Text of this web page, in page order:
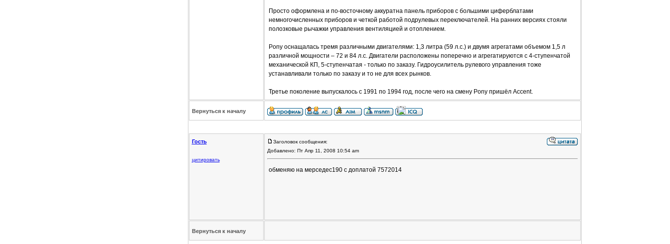
Просто оформлена и по-восточному аккуратна панель приборов с большими циферблатами
немногочисленных приборов и четкой работой подрулевых переключателей. На ранних версиях стояли
полозковые рычажки управления вентиляцией и отоплением.
Pony оснащалась тремя различными двигателями: 1,3 литра (59 л.с.) и двумя агрегатами объемом 1,5 л
различной мощности – 72 и 84 л.с. Двигатели расположены поперечно и агрегатируются с 4-ступенчатой
механической КП, 5-ступенчатая - только по заказу. Гидроусилитель рулевого управления тоже
устанавливали только по заказу и то не для всех рынков.
Третье поколение выпускалось с 1991 по 1994 год, после чего на смену Pony пришёл Accent.
Вернуться к началу
Гость
цитировать
Заголовок сообщения:
Добавлено: Пт Апр 11, 2008 10:54 am
обменяю на мерседес190 с доплатой 7572014
Вернуться к началу